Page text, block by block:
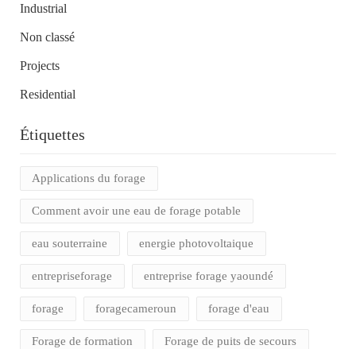
Industrial
Non classé
Projects
Residential
Étiquettes
Applications du forage
Comment avoir une eau de forage potable
eau souterraine energie photovoltaique
entrepriseforage entreprise forage yaoundé
forage foragecameroun forage d'eau
Forage de formation Forage de puits de secours